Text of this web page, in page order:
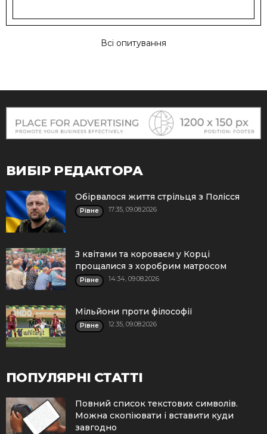
Всі опитування
ВИБІР РЕДАКТОРА
Обірвалося життя стрільця з Полісся
Рівне 17:35, 09.08.2026
З квітами та короваєм у Корці
прощалися з хоробрим матросом
Рівне 14:34, 09.08.2026
Мільйони проти філософії
Рівне 12:35, 09.08.2026
ПОПУЛЯРНІ СТАТТІ
Повний список текстових символів.
Можна скопіювати і вставити куди
завгодно